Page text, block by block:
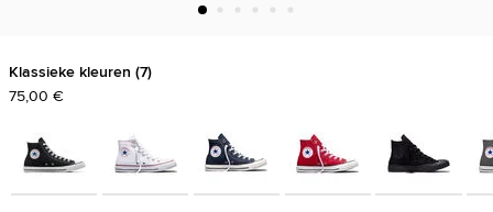
Klassieke kleuren 7
75,00 €